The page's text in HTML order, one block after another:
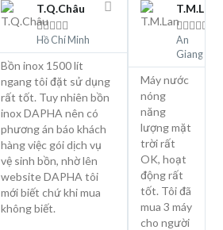
T.Q.Châu

Hồ Chí Minh
Bồn inox 1500 lít
ngang tôi đặt sử dụng
rất tốt. Tuy nhiên bồn
inox DAPHA nên có
phương án báo khách
hàng việc gói dịch vụ
vệ sinh bồn, nhờ lên
website DAPHA tôi
mới biết chứ khi mua
không biết.
T.M.Lan

An
Giang
Máy nước
nóng
năng
lượng mặt
trời rất
OK, hoạt
động rất
tốt. Tôi đã
mua 3 máy
cho người